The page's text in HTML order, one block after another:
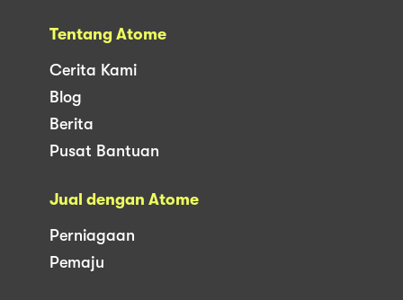
Tentang Atome
Cerita Kami
Blog
Berita
Pusat Bantuan
Jual dengan Atome
Perniagaan
Pemaju